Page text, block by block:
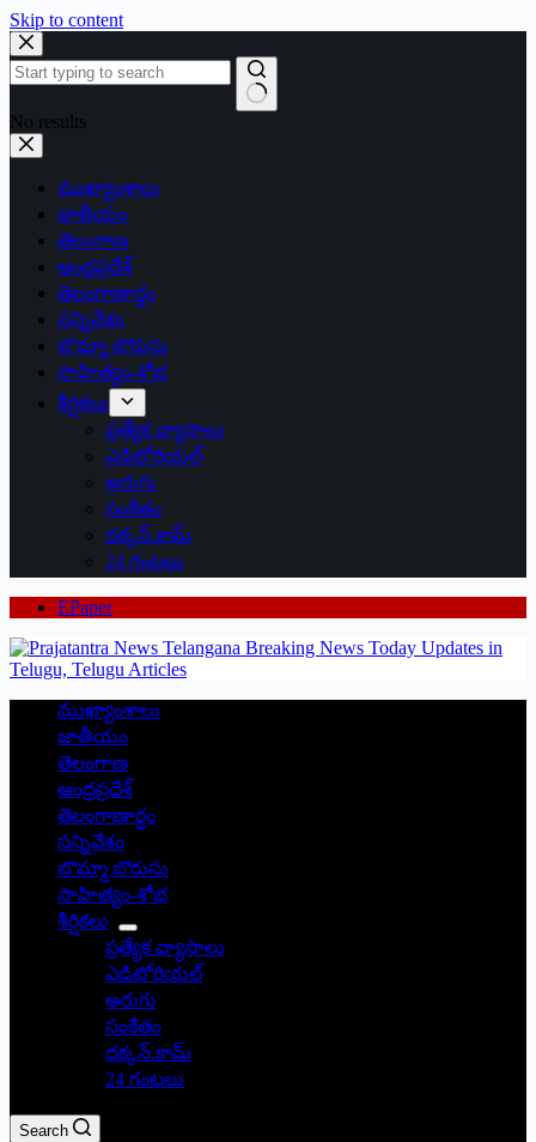
Skip to content
No results
ముఖ్యాంశాలు
జాతీయం
తెలంగాణ
ఆంధ్రప్రదేశ్
తెలంగాణార్థం
సన్నివేశం
బొమ్మా బొరుసు
సాహిత్యం-శోభ
శీర్షికలు
ప్రత్యేక వ్యాసాలు
ఎడిటోరియల్
అరుగు
సంకేతం
దక్కన్.కామ్
24 గంటలు
EPaper
ముఖ్యాంశాలు
జాతీయం
తెలంగాణ
ఆంధ్రప్రదేశ్
తెలంగాణార్థం
సన్నివేశం
బొమ్మా బొరుసు
సాహిత్యం-శోభ
శీర్షికలు
ప్రత్యేక వ్యాసాలు
ఎడిటోరియల్
అరుగు
సంకేతం
దక్కన్.కామ్
24 గంటలు
Search